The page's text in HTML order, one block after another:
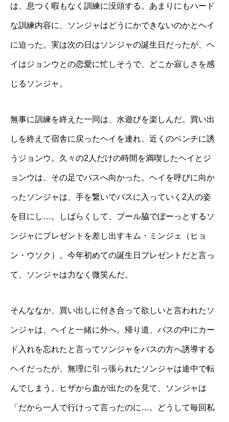
は、息つく暇もなく訓練に没頭する。あまりにもハード
な訓練内容に、ソンジャはどうにかできないのかとヘイ
に迫った。実は次の日はソンジャの誕生日だったが、ヘ
イはジョンウとの恋愛に忙しそうで、どこか寂しさを感
じるソンジャ。
無事に訓練を終えた一同は、水遊びを楽しんだ。買い出
しを終えて宿舎に戻ったヘイを連れ、近くのベンチに誘
うジョンウ。久々の2人だけの時間を満喫したヘイとジ
ョンウは、その足でバスへ向かった。ヘイを呼びに向か
ったソンジャは、手を繋いでバスに入っていく2人の姿
を目にし…。しばらくして、プール脇でぼーっとするソ
ンジャにプレゼントを差し出すキム・ミンジェ（ヒョ
ン・ウソク）。今年初めての誕生日プレゼントだと言っ
て、ソンジャは力なく微笑んだ。
そんななか、買い出しに付き合って欲しいと言われたソ
ンジャは、ヘイと一緒に外へ。帰り道、バスの中にカー
ド入れを忘れたと言ってソンジャをバスの方へ誘導する
ヘイだったが、無理に引っ張られたソンジャは途中で転
んでしまう。ヒザから血が出たのを見て、ソンジャは
「だから一人で行けって言ったのに…。どうして毎回私